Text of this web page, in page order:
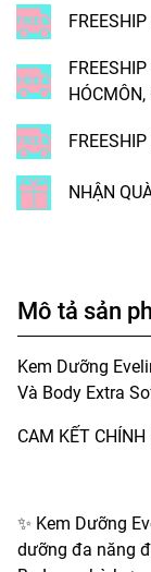
NHẬN
Mô tả sản
Kem Dưỡng
Và Body Extra
CAM KẾT
✨ Kem Dưỡng
dưỡng đa năng